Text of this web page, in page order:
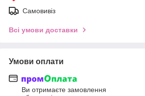
Самовивіз
Всі умови доставки
Умови оплати
Ви отримаєте замовлення